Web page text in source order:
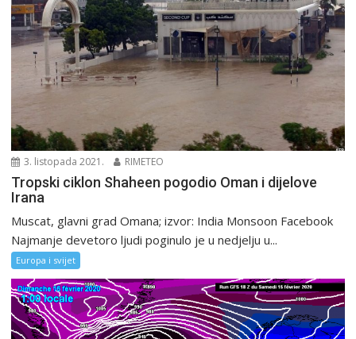
3. listopada 2021. RIMETEO
Tropski ciklon Shaheen pogodio Oman i dijelove
Irana
Muscat, glavni grad Omana; izvor: India Monsoon Facebook
Najmanje devetoro ljudi poginulo je u nedjelju u...
Europa i svijet